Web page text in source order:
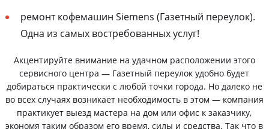
ремонт кофемашин Siemens (Газетный переулок).
Одна из самых востребованных услуг!
Акцентируйте внимание на удачном расположении этого
сервисного центра — Газетный переулок удобно будет
добираться практически с любой точки города. Но далеко не
во всех случаях возникает необходимость в этом — компания
практикует выезд мастера на дом или офис к заказчику,
экономя таким образом его время, силы и средства. Так что в